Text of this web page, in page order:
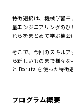
特徴選択は、機械学習
量エンジニアリングの
れらをまとめて学ぶ機会
そこで、今回のスキル
ら新しいものまで様々
と Boruta を使った特徴
プログラム概要